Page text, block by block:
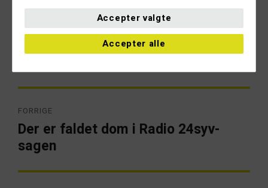
Accepter valgte
Accepter alle
Læs hos Mediawatch: Taleradio sætter “god og sund
FORRIGE
Forrige
Der er faldet dom i Radio 24syv-
sagen